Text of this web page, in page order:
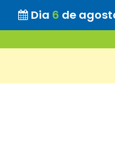
Dia 6 de